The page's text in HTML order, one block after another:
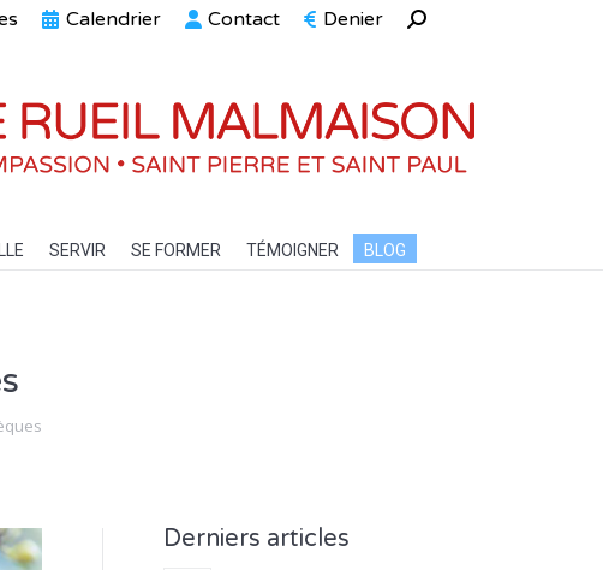
Calendrier Contact Denier
Recherche
SERVIR SE FORMER TÉMOIGNER BLOG
Derniers articles
SE FORMER TÉMOIGNER